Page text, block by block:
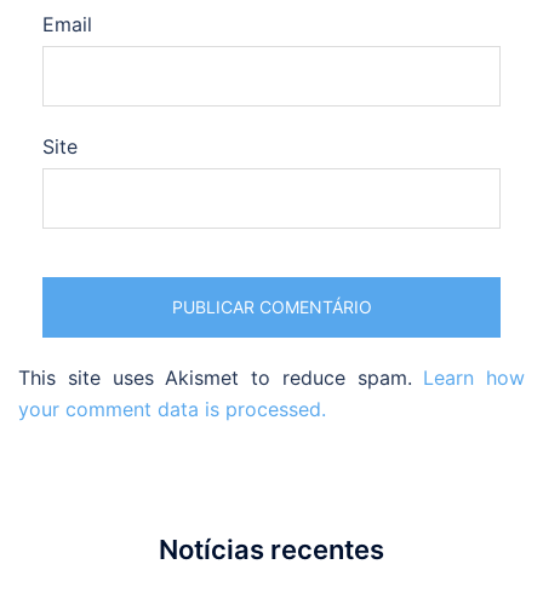
Email
Site
This site uses Akismet to reduce spam. Learn how
your comment data is processed.
Notícias recentes